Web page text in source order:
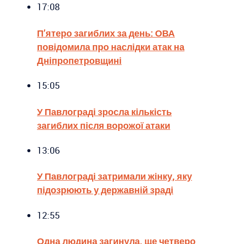
17:08
П’ятеро загиблих за день: ОВА
повідомила про наслідки атак на
Дніпропетровщині
15:05
У Павлограді зросла кількість
загиблих після ворожої атаки
13:06
У Павлограді затримали жінку, яку
підозрюють у державній зраді
12:55
Одна людина загинула, ще четверо